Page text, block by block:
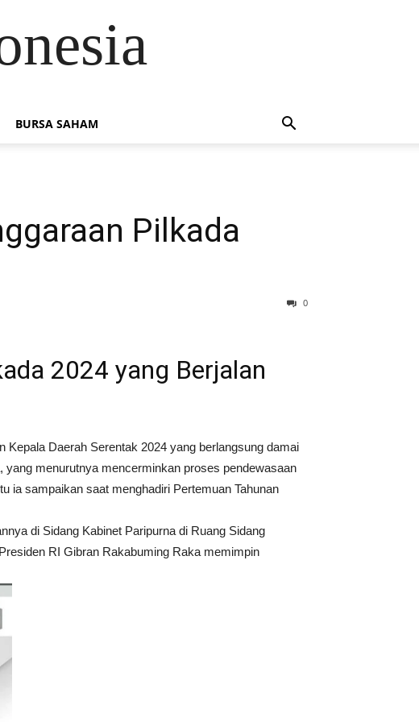
BURSA SAHAM
Pilkada
0
2024 yang Berjalan
Daerah Serentak 2024 yang berlangsung damai
menurutnya mencerminkan proses pendewasaan
ia sampaikan saat menghadiri Pertemuan Tahunan
di Sidang Kabinet Paripurna di Ruang Sidang
RI Gibran Rakabuming Raka memimpin